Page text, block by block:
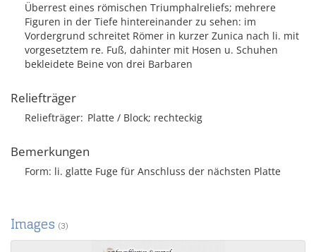
Überrest eines römischen Triumphalreliefs; mehrere
Figuren in der Tiefe hintereinander zu sehen: im
Vordergrund schreitet Römer in kurzer Zunica nach li. mit
vorgesetztem re. Fuß, dahinter mit Hosen u. Schuhen
bekleidete Beine von drei Barbaren
Reliefträger
Reliefträger Platte / Block; rechteckig
Bemerkungen
Form: li. glatte Fuge für Anschluss der nächsten Platte
Images (3)